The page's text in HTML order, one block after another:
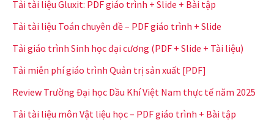
Tải tài liệu Gluxit: PDF giáo trình + Slide + Bài tập
Tải tài liệu Toán chuyên đề – PDF giáo trình + Slide
Tải giáo trình Sinh học đại cương (PDF + Slide + Tài liệu)
Tải miễn phí giáo trình Quản trị sản xuất [PDF]
Review Trường Đại học Dầu Khí Việt Nam thực tế năm 2025
Tải tài liệu môn Vật liệu học – PDF giáo trình + Bài tập